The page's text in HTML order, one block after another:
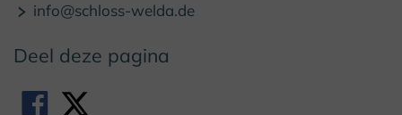
info@schloss-welda.de
Deel deze pagina